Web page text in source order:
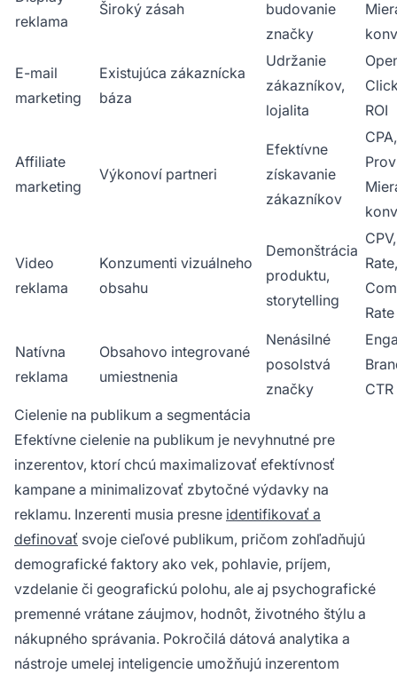
reklama
Široký zásah
budovanie
značky
E-mail
marketing
Existujúca zákaznícka
báza
Udržanie
zákazníkov,
lojalita
ROI
Affiliate
marketing
Výkonoví partneri
Efektívne
získavanie
zákazníkov
CPA,
Video
reklama
Konzumenti vizuálneho
obsahu
Demonštrácia
produktu,
storytelling
Rate,
Rate
Natívna
reklama
Obsahovo integrované
umiestnenia
Nenásilné
posolstvá
značky
CTR
Cielenie na publikum a segmentácia
Efektívne cielenie na publikum je nevyhnutné pre
inzerentov, ktorí chcú maximalizovať efektívnosť
kampane a minimalizovať zbytočné výdavky na
reklamu. Inzerenti musia presne identifikovať a
definovať svoje cieľové publikum, pričom zohľadňujú
demografické faktory ako vek, pohlavie, príjem,
vzdelanie či geografickú polohu, ale aj psychografické
premenné vrátane záujmov, hodnôt, životného štýlu a
nákupného správania. Pokročilá dátová analytika a
nástroje umelej inteligencie umožňujú inzerentom